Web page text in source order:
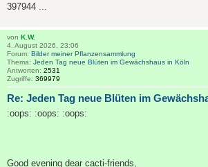
397944 ...
von K.W.
4. August 2026, 23:06
Forum: Bilder meiner Pflanzensammlung
Thema: Jeden Tag neue Blüten im Gewächshaus in Köln
Antworten: 2531
Zugriffe: 369979
Re: Jeden Tag neue Blüten im
:oops: :oops: :oops:
Good evening dear cacti-friends,